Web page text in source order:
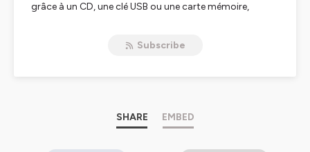
grâce à un CD, une clé USB ou une carte mémoire,
Subscribe
SHARE EMBED